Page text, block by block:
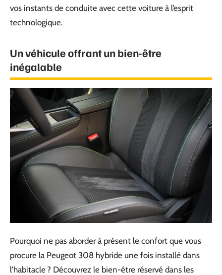
vos instants de conduite avec cette voiture à l’esprit
technologique.
Un véhicule offrant un bien-être
inégalable
Pourquoi ne pas aborder à présent le confort que vous
procure la Peugeot 308 hybride une fois installé dans
l’habitacle ? Découvrez le bien-être réservé dans les